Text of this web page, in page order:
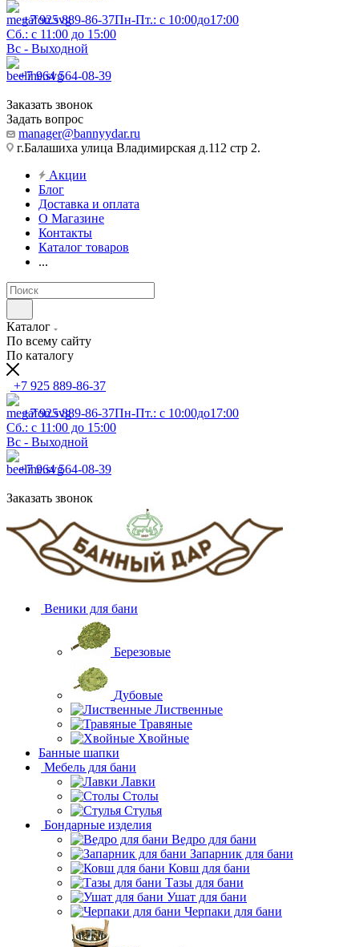
+7 925 889-86-37Пн-Пт.: с 10:00до17:00
Сб.: с 11:00 до 15:00
Вс - Выходной
+7 964 564-08-39
Заказать звонок
Задать вопрос
manager@bannyydar.ru
г.Балашиха улица Владимирская д.112 стр 2.
Акции
Блог
Доставка и оплата
О Магазине
Контакты
Каталог товаров
...
Каталог
По всему сайту
По каталогу
+7 925 889-86-37
+7 925 889-86-37Пн-Пт.: с 10:00до17:00
Сб.: с 11:00 до 15:00
Вс - Выходной
+7 964 564-08-39
Заказать звонок
Веники для бани
Березовые
Дубовые
Лиственные
Травяные
Хвойные
Банные шапки
Мебель для бани
Лавки
Столы
Стулья
Бондарные изделия
Ведро для бани
Запарник для бани
Ковш для бани
Тазы для бани
Ушат для бани
Черпаки для бани